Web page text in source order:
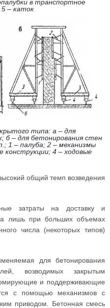
в транспортное
5 – каток
типа: а – для
б – для бетонирования стен
1 – палуба; 2 – механизмы
конструкции; 4 – ходовые
общий темп возведения
затраты на доставку и
лишь при больших объемах
числа (некоторых типов)
для бетонирования
возводимых закрытым
и поддерживающие
с помощью механизмов с
приводом. Бетонная смесь